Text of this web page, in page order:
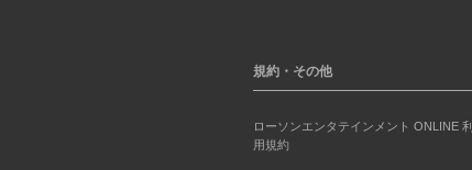
規約・その他
ローソンエンタテインメント ONLINE 利
用規約